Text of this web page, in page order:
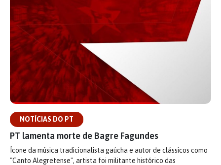
NOTÍCIAS DO PT
PT lamenta morte de Bagre Fagundes
Ícone da música tradicionalista gaúcha e autor de clássicos como
"Canto Alegretense", artista foi militante histórico das